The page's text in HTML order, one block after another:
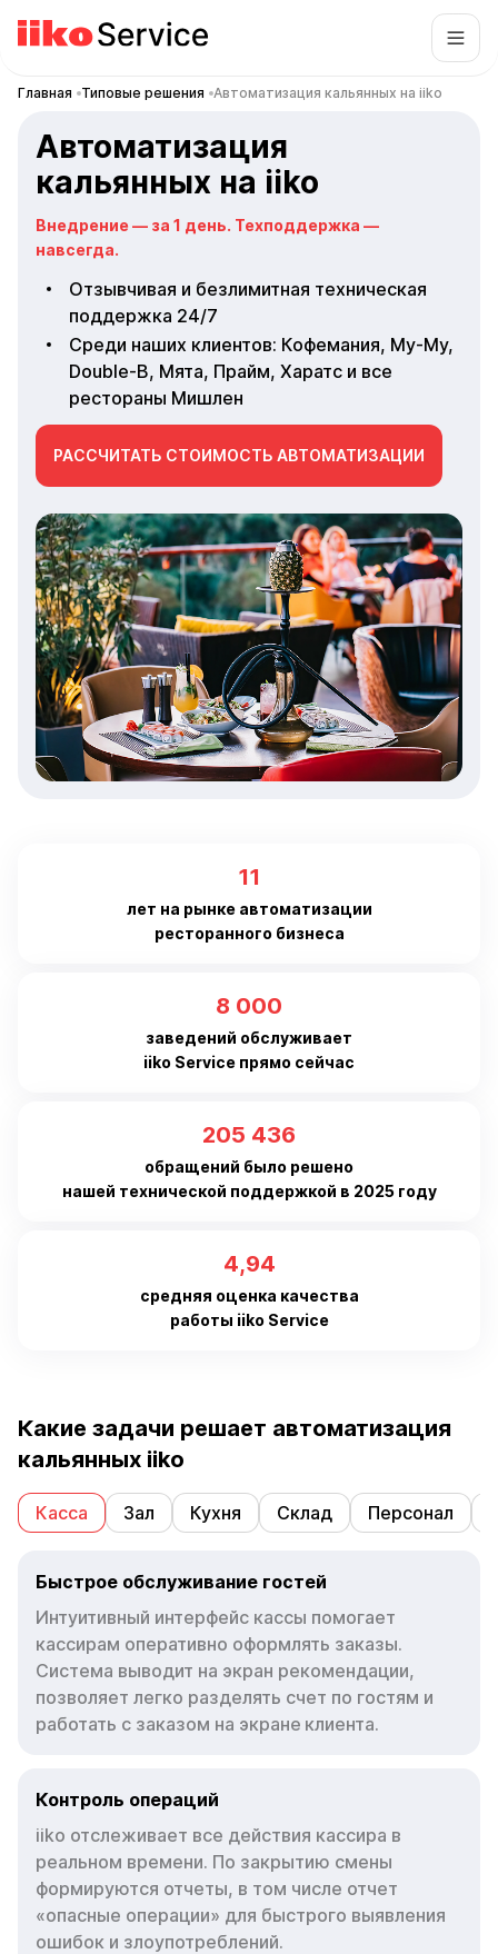
Главная Типовые решения Автоматизация кальянных на iiko
Автоматизация
кальянных на iiko
Внедрение — за 1 день. Техподдержка —
навсегда.
Отзывчивая и безлимитная техническая
поддержка 24/7
Среди наших клиентов: Кофемания, Му-Му,
Double-B, Мята, Прайм, Харатс и все
рестораны Мишлен
РАССЧИТАТЬ СТОИМОСТЬ АВТОМАТИЗАЦИИ
11
лет на рынке автоматизации
ресторанного бизнеса
8 000
заведений обслуживает
iiko Service прямо сейчас
205 436
обращений было решено
нашей технической поддержкой в 2025 году
4,94
средняя оценка качества
работы iiko Service
Какие задачи решает автоматизация
кальянных iiko
Касса Зал Кухня Склад Персонал
Быстрое обслуживание гостей
Интуитивный интерфейс кассы помогает
кассирам оперативно оформлять заказы.
Система выводит на экран рекомендации,
позволяет легко разделять счет по гостям и
работать с заказом на экране клиента.
Контроль операций
iiko отслеживает все действия кассира в
реальном времени. По закрытию смены
формируются отчеты, в том числе отчет
«опасные операции» для быстрого выявления
ошибок и злоупотреблений.